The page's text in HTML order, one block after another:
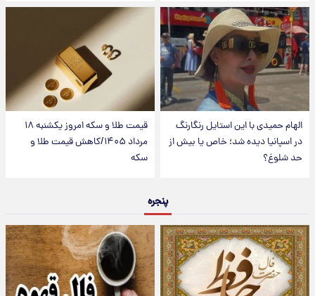
الهام حمیدی با این استایل رنگارنگ
در اسپانیا دیده شد؛ خاص یا بیش از
حد شلوغ؟
قیمت طلا و سکه امروز یکشنبه ۱۸
مرداد ۱۴۰۵/کاهش قیمت طلا و
سکه
پنجره